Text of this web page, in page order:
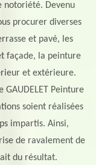
notoriété. Devenu
procurer diverses
et pavé, les
façade, la peinture
et extérieure.
Peinture
soient réalisées
impartis. Ainsi,
de ravalement de
du résultat.